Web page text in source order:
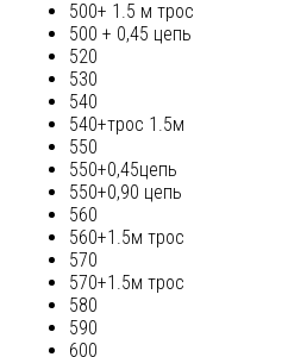
500+ 1.5 м трос
500 + 0,45 цепь
520
530
540
540+трос 1.5м
550
550+0,45цепь
550+0,90 цепь
560
560+1.5м трос
570
570+1.5м трос
580
590
600